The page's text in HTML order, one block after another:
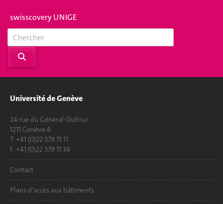
swisscovery UNIGE
Université de Genève
24 rue du Général-Dufour
1211 Genève 4
T. +41 (0)22 379 71 11
F. +41 (0)22 379 11 34
Contact
Plans d'accès aux bâtiments